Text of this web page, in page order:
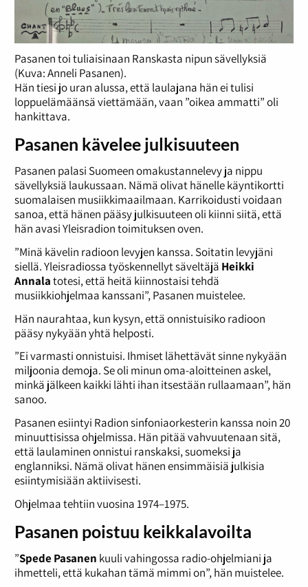
Pasanen toi tuliaisinaan Ranskasta nipun sävellyksiä
(Kuva: Anneli Pasanen).
Hän tiesi jo uran alussa, että laulajana hän ei tulisi
loppuelämäänsä viettämään, vaan ”oikea ammatti” oli
hankittava.
Pasanen kävelee julkisuuteen
Pasanen palasi Suomeen omakustannelevy ja nippu
sävellyksiä laukussaan. Nämä olivat hänelle käyntikortti
suomalaisen musiikkimaailmaan. Karrikoidusti voidaan
sanoa, että hänen pääsy julkisuuteen oli kiinni siitä, että
hän avasi Yleisradion toimituksen oven.
”Minä kävelin radioon levyjen kanssa. Soitatin levyjäni
siellä. Yleisradiossa työskennellyt säveltäjä Heikki
Annalatotesi, että heitä kiinnostaisi tehdä
musiikkiohjelmaa kanssani”, Pasanen muistelee.
Hän naurahtaa, kun kysyn, että onnistuisiko radioon
pääsy nykyään yhtä helposti.
”Ei varmasti onnistuisi. Ihmiset lähettävät sinne nykyään
miljoonia demoja. Se oli minun oma-aloitteinen askel,
minkä jälkeen kaikki lähti ihan itsestään rullaamaan”, hän
sanoo.
Pasanen esiintyi Radion sinfoniaorkesterin kanssa noin 20
minuuttisissa ohjelmissa. Hän pitää vahvuutenaan sitä,
että laulaminen onnistui ranskaksi, suomeksi ja
englanniksi. Nämä olivat hänen ensimmäisiä julkisia
esiintymisiään aktiivisesti.
Ohjelmaa tehtiin vuosina 1974–1975.
Pasanen poistuu keikkalavoilta
”Spede Pasanen kuuli vahingossa radio-ohjelmiani ja
ihmetteli, että kukahan tämä mimmi on”, hän muistelee.